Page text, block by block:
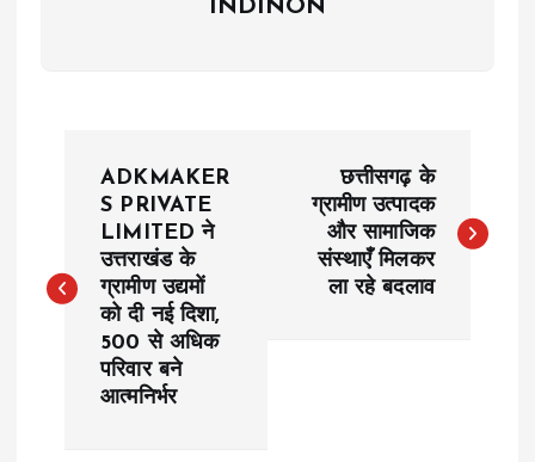
INDINON
s
ADKMAKER
S PRIVATE
LIMITED ने
उत्तराखंड के
ग्रामीण उद्यमों
को दी नई दिशा,
500 से अधिक
परिवार बने
आत्मनिर्भर
छत्तीसगढ़ के
ग्रामीण उत्पादक
और सामाजिक
संस्थाएँ मिलकर
ला रहे बदलाव